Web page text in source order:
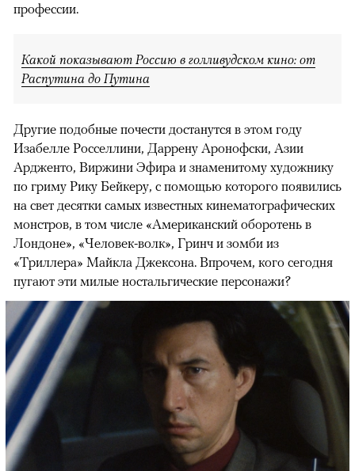
профессии.
Какой показывают Россию в голливудском кино: от
Распутина до Путина
Другие подобные почести достанутся в этом году
Изабелле Росселлини, Даррену Аронофски, Азии
Ардженто, Виржини Эфира и знаменитому художнику
по гриму Рику Бейкеру, с помощью которого появились
на свет десятки самых известных кинематографических
монстров, в том числе «Американский оборотень в
Лондоне», «Человек-волк», Гринч и зомби из
«Триллера» Майкла Джексона. Впрочем, кого сегодня
пугают эти милые ностальгические персонажи?